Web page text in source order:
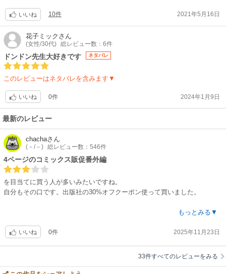
いいね 10件 2021年5月16日
花子ミック さん
(女性/30代) 総レビュー数：6件
ドンドン先生大好きです ネタバレ
このレビューはネタバレを含みます▼
いいね 0件 2024年1月9日
最新のレビュー
chachaさん
(－/－) 総レビュー数：546件
4ページのコミックス販促番外編
を目当てに買う人が多いみたいですね。
自分もその口です。出版社の30%オフクーポン使って買いました。
これまで読んだことのある雑誌やアンソロジーはタップしたら目次が出て
便だなと思います。
もっとみる▼
いいね 0件 2025年11月23日
33件すべてのレビューをみる